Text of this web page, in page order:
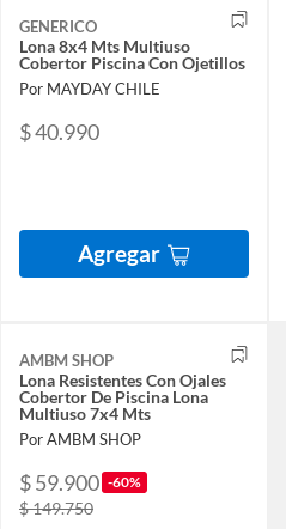
GENERICO
Lona 8x4 Mts Multiuso
Cobertor Piscina Con Ojetillos
Por MAYDAY CHILE
$ 40.990
Agregar
AMBM SHOP
Lona Resistentes Con Ojales
Cobertor De Piscina Lona
Multiuso 7x4 Mts
Por AMBM SHOP
$ 59.900 -60%
$ 149.750